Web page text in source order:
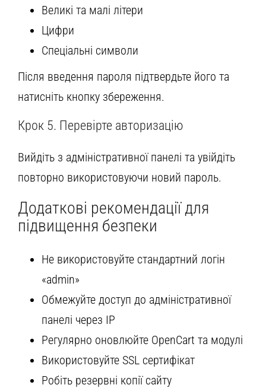
Великі та малі літери
Цифри
Спеціальні символи
Після введення пароля підтвердьте його та
натисніть кнопку збереження.
Крок 5. Перевірте авторизацію
Вийдіть з адміністративної панелі та увійдіть
повторно використовуючи новий пароль.
Додаткові рекомендації для
підвищення безпеки
Не використовуйте стандартний логін
«admin»
Обмежуйте доступ до адміністративної
панелі через IP
Регулярно оновлюйте OpenCart та модулі
Використовуйте SSL сертифікат
Робіть резервні копії сайту